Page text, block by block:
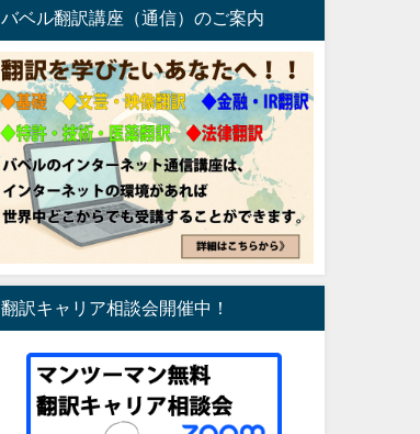
World News insights
バベル翻訳講座（通信）のご案内
翻訳キャリア相談会開催中！